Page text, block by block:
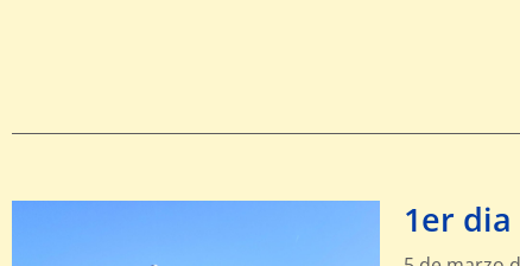
1er dia